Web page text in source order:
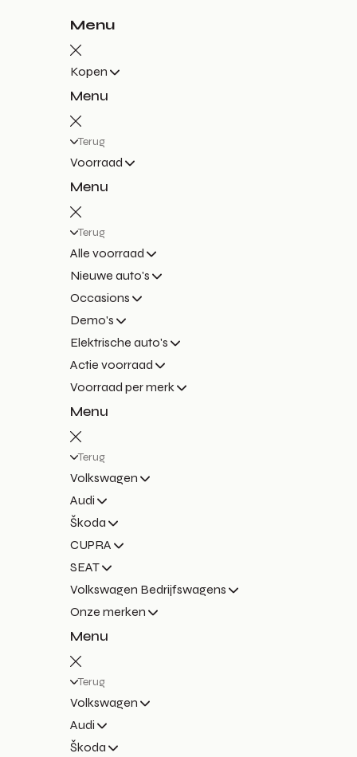
Menu
Kopen
Menu
Terug
Voorraad
Menu
Terug
Alle voorraad
Nieuwe auto's
Occasions
Demo's
Elektrische auto's
Actie voorraad
Voorraad per merk
Menu
Terug
Volkswagen
Audi
Škoda
CUPRA
SEAT
Volkswagen Bedrijfswagens
Onze merken
Menu
Terug
Volkswagen
Audi
Škoda